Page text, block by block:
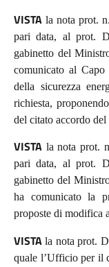
VISTA la nota prot.
pari data, al prot.
gabinetto del
comunicato al
della sicurezza
richiesta,
del citato accordo
VISTA la nota prot.
pari data, al prot.
gabinetto del
ha comunicato la
proposte di modifica
VISTA la nota prot.
quale l’Ufficio per il